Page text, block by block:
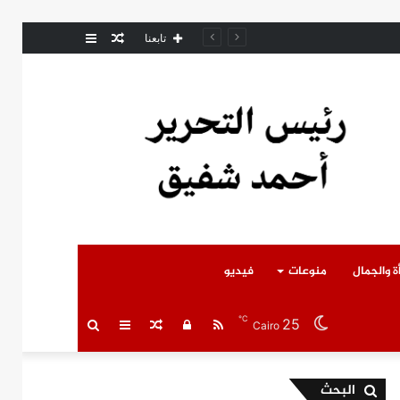
المتوفى عمودمقال تابعنا
والجمال منوعات فيديو
بحث عمود مقالتسجيل RSS Cairo 25
℃
البحث